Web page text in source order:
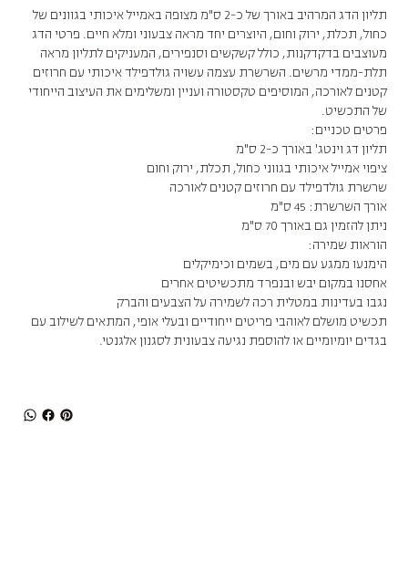
תליון הדג המרהיב באורך של כ-2 ס"מ מצופה באמייל איכותי בגוונים של
כחול, תכלת, ירוק וחום, היוצרים יחד מראה צבעוני ומלא חיים. פרטי הדג
מעוצבים בדקדקנות, כולל קשקשים וסנפירים, המעניקים לתליון מראה
תלת-ממדי מרשים. השרשרת עצמה עשויה גולדפילד איכותי עם חרוזים
קטנים לאורכה, המוסיפים טקסטורה ועניין ומשלימים את העיצוב הייחודי
של התכשיט.
פרטים טכניים:
תליון דג וינטג' באורך כ-2 ס"מ
ציפוי אמייל איכותי בגווני כחול, תכלת, ירוק וחום
שרשרת גולדפילד עם חרוזים קטנים לאורכה
אורך השרשרת: 45 ס"מ
ניתן להזמין גם באורך 70 ס"מ
הוראות שמירה:
הימנעו ממגע עם מים, בשמים וכימיקלים
אחסנו במקום יבש ובנפרד מתכשיטים אחרים
נגבו בעדינות במטלית רכה לשמירה על הצבעים והברק
תכשיט מושלם לאוהבי פריטים ייחודיים ובעלי אופי, המתאים לשילוב עם
בגדים יומיומיים או להוספת נגיעה צבעונית לסגנון אלגנטי.